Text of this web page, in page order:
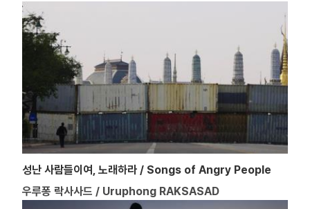
성난 사람들이여, 노래하라 / Songs of Angry People
우루퐁 락사사드 / Uruphong RAKSASAD